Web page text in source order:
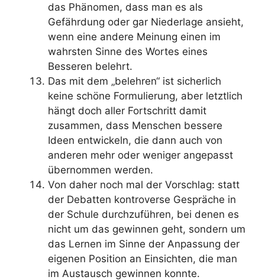
das Phänomen, dass man es als
Gefährdung oder gar Niederlage ansieht,
wenn eine andere Meinung einen im
wahrsten Sinne des Wortes eines
Besseren belehrt.
Das mit dem „belehren“ ist sicherlich
keine schöne Formulierung, aber letztlich
hängt doch aller Fortschritt damit
zusammen, dass Menschen bessere
Ideen entwickeln, die dann auch von
anderen mehr oder weniger angepasst
übernommen werden.
Von daher noch mal der Vorschlag: statt
der Debatten kontroverse Gespräche in
der Schule durchzuführen, bei denen es
nicht um das gewinnen geht, sondern um
das Lernen im Sinne der Anpassung der
eigenen Position an Einsichten, die man
im Austausch gewinnen konnte.